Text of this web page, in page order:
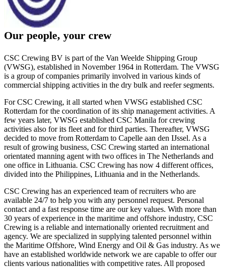
Our people, your crew
CSC Crewing BV is part of the Van Weelde Shipping Group
(VWSG), established in November 1964 in Rotterdam. The VWSG
is a group of companies primarily involved in various kinds of
commercial shipping activities in the dry bulk and reefer segments.
For CSC Crewing, it all started when VWSG established CSC
Rotterdam for the coordination of its ship management activities. A
few years later, VWSG established CSC Manila for crewing
activities also for its fleet and for third parties. Thereafter, VWSG
decided to move from Rotterdam to Capelle aan den IJssel. As a
result of growing business, CSC Crewing started an international
orientated manning agent with two offices in The Netherlands and
one office in Lithuania. CSC Crewing has now 4 different offices,
divided into the Philippines, Lithuania and in the Netherlands.
CSC Crewing has an experienced team of recruiters who are
available 24/7 to help you with any personnel request. Personal
contact and a fast response time are our key values. With more than
30 years of experience in the maritime and offshore industry, CSC
Crewing is a reliable and internationally oriented recruitment and
agency. We are specialized in supplying talented personnel within
the Maritime Offshore, Wind Energy and Oil & Gas industry. As we
have an established worldwide network we are capable to offer our
clients various nationalities with competitive rates. All proposed